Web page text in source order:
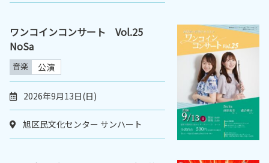
ワンコインコンサート Vol.25
NoSa
音楽 公演
2026年9月13日(日)
旭区民文化センター サンハート